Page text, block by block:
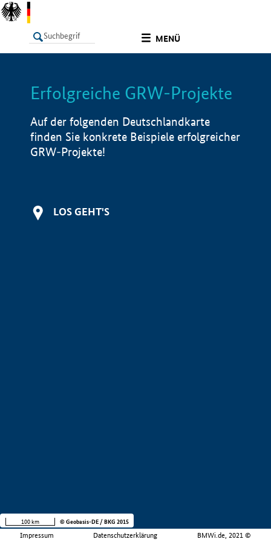
MENÜ
LISTE Info
Erfolgreiche GRW-Projekte
Auf der folgenden Deutschlandkarte
finden Sie konkrete Beispiele erfolgreicher
GRW-Projekte!
LOS GEHT'S
Impressum Datenschutzerklärung BMWi.de, 2021 ©
100 km © Geobasis-DE / BKG 2015